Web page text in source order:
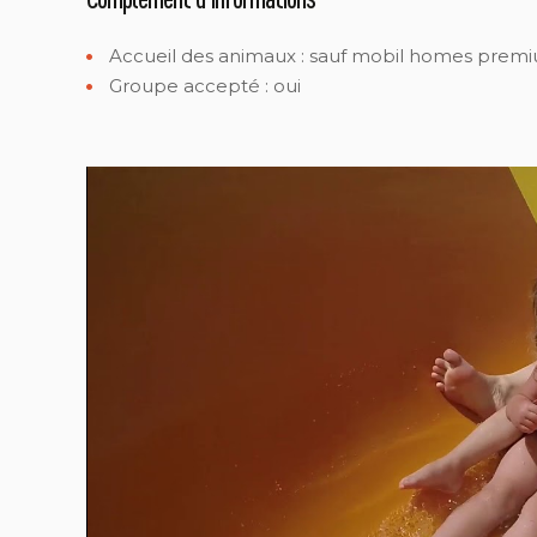
Accueil des animaux : sauf mobil homes
Groupe accepté : oui